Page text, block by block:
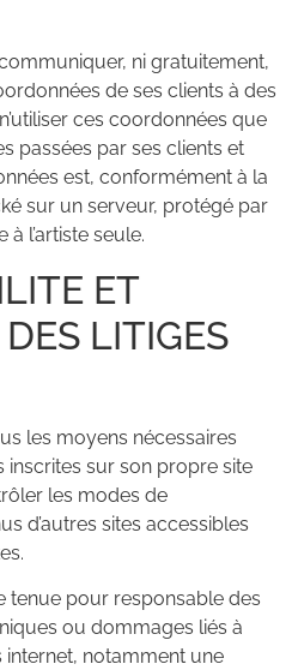
communiquer, ni gratuitement,
de ses clients à des
ces coordonnées que
passées par ses clients et
est, conformément à la
sur un serveur, protégé par
l’artiste seule.
ET
LITIGES
les moyens nécessaires
sur son propre site
les modes de
d’autres sites accessibles
tenue pour responsable des
ou dommages liés à
internet, notamment une